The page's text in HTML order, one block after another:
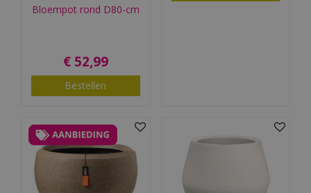
Bloempot rond D80-cm
€ 52,99
Bestellen